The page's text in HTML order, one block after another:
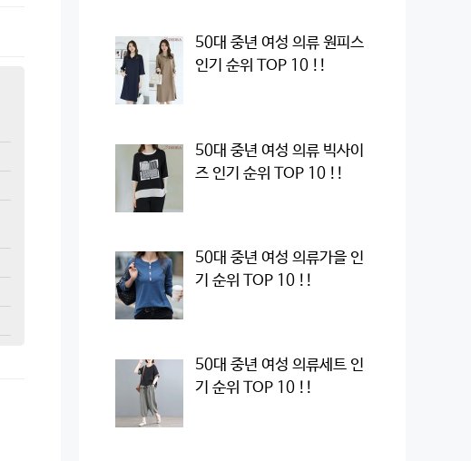
50대 중년 여성 의류 원피스
인기 순위 TOP 10 !!
50대 중년 여성 의류 빅사이
즈 인기 순위 TOP 10 !!
50대 중년 여성 의류가을 인
기 순위 TOP 10 !!
50대 중년 여성 의류세트 인
기 순위 TOP 10 !!